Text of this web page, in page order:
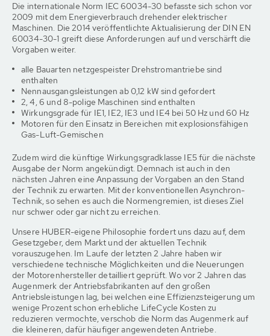
Die internationale Norm IEC 60034-30 befasste sich schon vor
2009 mit dem Energieverbrauch drehender elektrischer
Maschinen. Die 2014 veröffentlichte Aktualisierung der DIN EN
60034-30-1 greift diese Anforderungen auf und verschärft die
Vorgaben weiter.
alle Bauarten netzgespeister Drehstromantriebe sind
enthalten
Nennausgangsleistungen ab 0,12 kW sind gefordert
2, 4, 6 und 8-polige Maschinen sind enthalten
Wirkungsgrade für IE1, IE2, IE3 und IE4 bei 50 Hz und 60 Hz
Motoren für den Einsatz in Bereichen mit explosionsfähigen
Gas-Luft-Gemischen
Zudem wird die künftige Wirkungsgradklasse IE5 für die nächste
Ausgabe der Norm angekündigt. Demnach ist auch in den
nächsten Jahren eine Anpassung der Vorgaben an den Stand
der Technik zu erwarten. Mit der konventionellen Asynchron-
Technik, so sehen es auch die Normengremien, ist dieses Ziel
nur schwer oder gar nicht zu erreichen.
Unsere HUBER-eigene Philosophie fordert uns dazu auf, dem
Gesetzgeber, dem Markt und der aktuellen Technik
vorauszugehen. Im Laufe der letzten 2 Jahre haben wir
verschiedene technische Möglichkeiten und die Neuerungen
der Motorenhersteller detailliert geprüft. Wo vor 2 Jahren das
Augenmerk der Antriebsfabrikanten auf den großen
Antriebsleistungen lag, bei welchen eine Effizienzsteigerung um
wenige Prozent schon erhebliche LifeCycle Kosten zu
reduzieren vermochte, verschob die Norm das Augenmerk auf
die kleineren, dafür häufiger angewendeten Antriebe.